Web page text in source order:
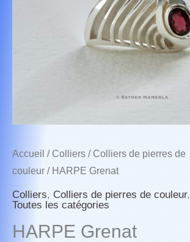
Accueil / Colliers / Colliers de pierres de
couleur / HARPE Grenat
Colliers, Colliers de pierres de couleur,
Toutes les catégories
HARPE Grenat